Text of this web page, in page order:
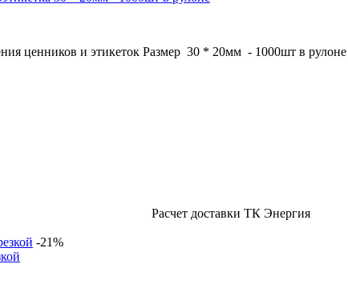
ценников и этикеток Размер 30 * 20мм - 1000шт в
Расчет доставки ТК Энергия
-21%